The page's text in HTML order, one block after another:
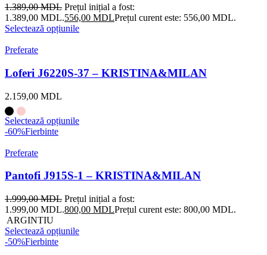
1.389,00MDL Prețul inițial a fost:
1.389,00 MDL.556,00 MDLPrețul curent este: 556,00 MDL.
Selectează opțiunile
Preferate
Loferi J6220S-37 – KRISTINA&MILAN
2.159,00 MDL
Selectează opțiunile
-60%Fierbinte
Preferate
Pantofi J915S-1 – KRISTINA&MILAN
1.999,00MDL Prețul inițial a fost:
1.999,00 MDL.800,00 MDLPrețul curent este: 800,00 MDL.
ARGINTIU
Selectează opțiunile
-50%Fierbinte